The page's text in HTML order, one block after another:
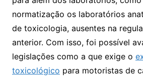
normatização os laboratórios
de toxicologia, ausentes na
anterior. Com isso, foi possível
legislações como a que exige o
toxicológico para motoristas de